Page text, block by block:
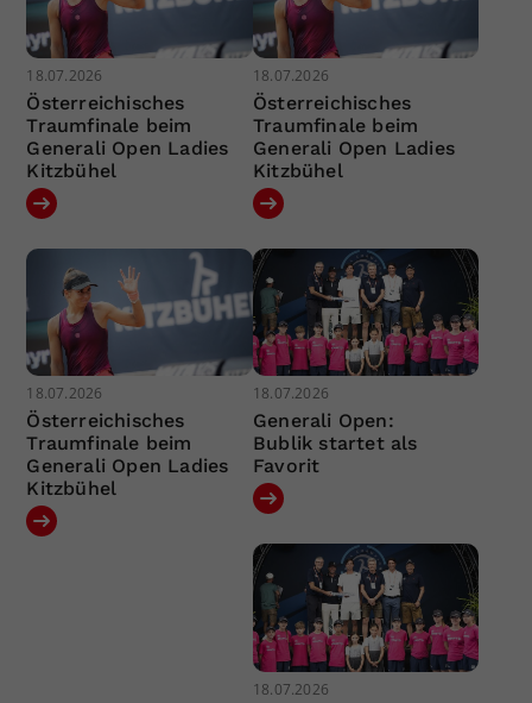
18.07.2026
Österreichisches
Traumfinale beim
Generali Open Ladies
Kitzbühel
18.07.2026
Österreichisches
Traumfinale beim
Generali Open Ladies
Kitzbühel
18.07.2026
Österreichisches
Traumfinale beim
Generali Open Ladies
Kitzbühel
18.07.2026
Generali Open:
Bublik startet als
Favorit
18.07.2026